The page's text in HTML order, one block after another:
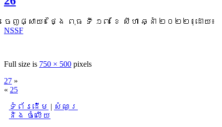
ចេញផ្សាយ៖ ថ្ងៃ ពុធ ទី ១៧ ខែ សីហា ឆ្នាំ ២០២២ | ដោយ៖
NSSF
Full size is 750 × 500 pixels
27 »
« 25
ទំព័រដើម | សំណួរ
និង ចំលើយ